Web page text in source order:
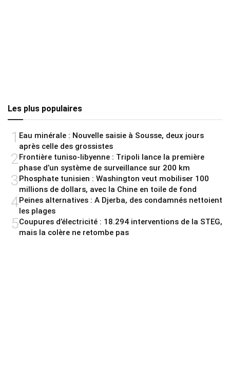
Les plus populaires
1 Eau minérale : Nouvelle saisie à Sousse, deux jours
après celle des grossistes
2 Frontière tuniso-libyenne : Tripoli lance la première
phase d’un système de surveillance sur 200 km
3Phosphate tunisien : Washington veut mobiliser 100
millions de dollars, avec la Chine en toile de fond
4Peines alternatives : A Djerba, des condamnés nettoient
les plages
5Coupures d’électricité : 18.294 interventions de la STEG,
mais la colère ne retombe pas